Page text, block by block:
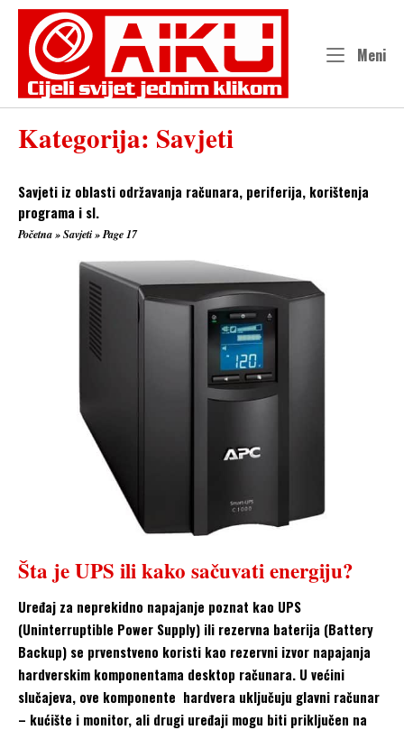
Skip
content
Meni
Kategorija: Savjeti
Savjeti iz oblasti održavanja računara, periferija, korištenja
programa i sl.
Početna»Savjeti»Page 17
Šta je UPS ili kako sačuvati energiju?
Uređaj za neprekidno napajanje poznat kao UPS
(Uninterruptible Power Supply) ili rezervna baterija (Battery
Backup) se prvenstveno koristi kao rezervni izvor napajanja
hardverskim komponentama desktop računara. U većini
slučajeva, ove komponente hardvera uključuju glavni računar
– kućište i monitor, ali drugi uređaji mogu biti priključen na